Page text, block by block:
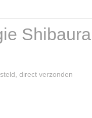
direct verzonden